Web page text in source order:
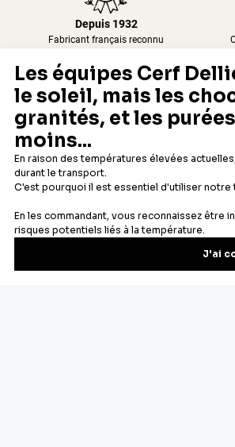
Depuis 1932
Fabricant français reconnu
Newsletter
Recevez les recettes, astuces et offres
Vous pourrez vous désinscrire depuis votre